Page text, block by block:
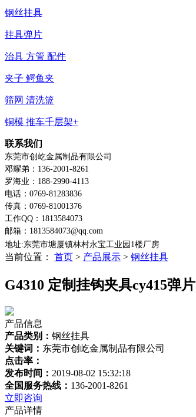
钢丝挂具
挂具弹片
治具 方管 配件
夹子 鳄鱼夹
筛网 清洗篮
铜模 推车千层架+
联系我们
东莞市创屹金属制品有限公司
邓耀弟：136-2001-8261
罗海业：188-2990-4113
电话：0769-81283836
传真：0769-81001376
工作QQ：1813584073
邮箱：1813584073@qq.com
地址:东莞市塘厦镇林村永宝工业园1楼厂房
当前位置： 首页 > 产品展示 > 钢丝挂具
G4310 定制挂钩夹具cy415弹片
产品信息
产品类别： 钢丝挂具
关键词： 东莞市创屹金属制品有限公司
点击率：
发布时间： 2019-08-02 15:32:18
全国服务热线： 136-2001-8261
立即咨询
产品详情